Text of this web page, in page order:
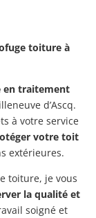
toiture à
en traitement
d’Ascq.
à votre service
votre toit
extérieures.
toiture, je vous
la qualité et
soigné et